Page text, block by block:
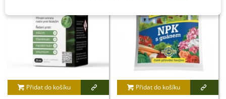
Přidat do košíku Přidat do košíku